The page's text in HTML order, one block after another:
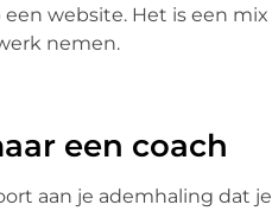
website. Het is een mix
nemen.
een coach
aan je ademhaling dat je